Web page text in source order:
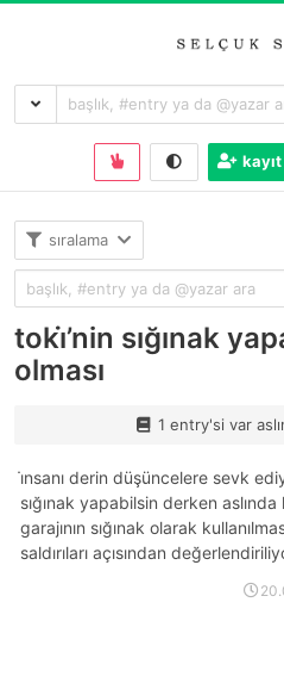
sıralama
toki̇’nin sığınak
olması
1 entry'si var
i̇nsanı derin düşüncelere sevk
sığınak yapabilsin derken
garajının sığınak olarak
saldırıları açısından